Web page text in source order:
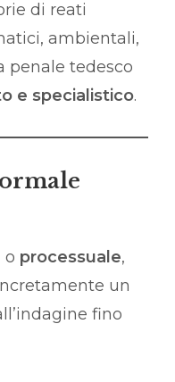
di reati
ambientali,
penale tedesco
e specialistico.
o processuale,
un
fino